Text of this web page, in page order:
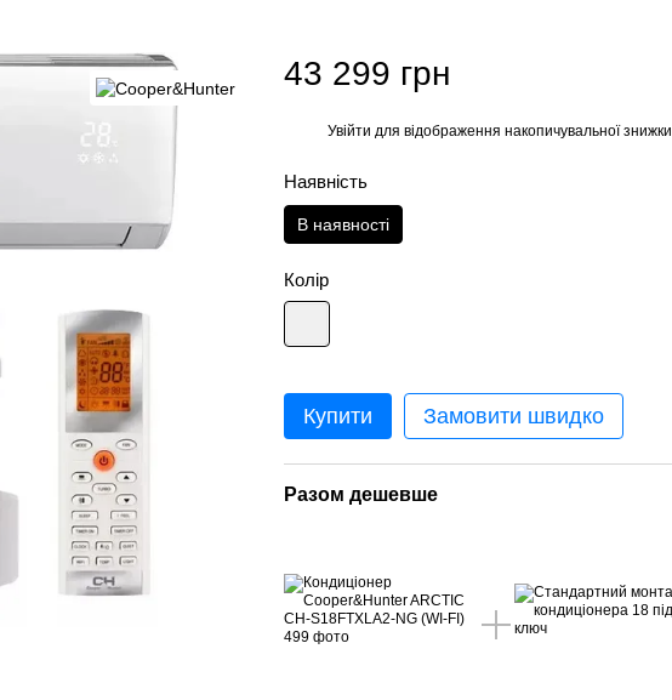
43 299 грн
Увійти для відображення накопичувальної знижки
Наявність
В наявності
Колір
Купити Замовити швидко
Разом дешевше